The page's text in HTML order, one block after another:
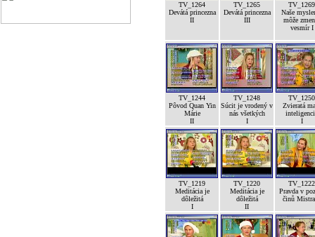
TV_1264
Devátá princezna
II
TV_1265
Devátá princezna
III
TV_1269
Naše
môže
vesmír I
TV_1244
Pôvod Quan Yin
Márie
II
TV_1248
Súcit je vrodený v
nás všetkých
I
TV_1250
Zvieratá
I
TV_1219
Meditácia je
dôležitá
I
TV_1220
Meditácia je
dôležitá
II
TV_1222
Pravda v
činů